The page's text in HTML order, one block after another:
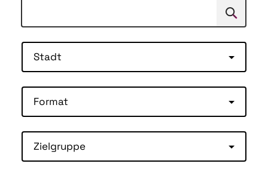
Suchen
Stadt
Format
Zielgruppe